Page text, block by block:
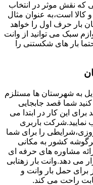
که نقش موثر در انتخاب
و کالا است،به عنوان مثال
بار حرف اول را خواهد
سبک می توانید از وانت
بار های شکستنی را
به شهرستان ها مستلزم
شما قصد جابجایی
برای این کار در ابتدا می
نمایید.شرکت باربری
روزی،شرایطی را برای شما
هرگوشه کشور به مکانی
مشاوره های حرفه ای
می دهد.وانت بار زهتابی
برای حمل بار وانت و
راحت می کند.